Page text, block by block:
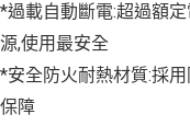
*過載自動斷電:超過額
源,使用最安全
*安全防火耐熱材質:採
保障